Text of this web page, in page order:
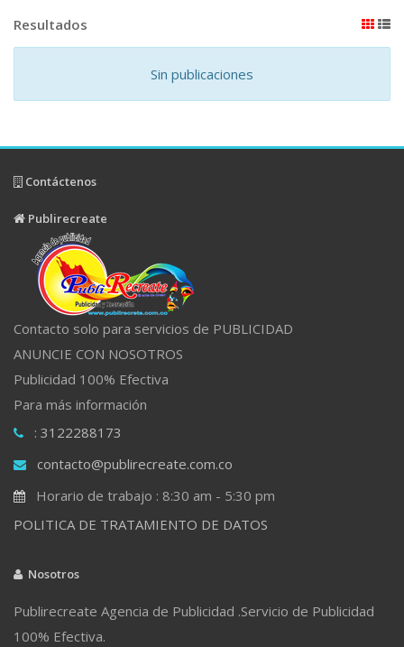
Resultados
Sin publicaciones
Contáctenos
Publirecreate
Contacto solo para servicios de PUBLICIDAD
ANUNCIE CON NOSOTROS
Publicidad 100% Efectiva
Para más información
: 3122288173
contacto@publirecreate.com.co
Horario de trabajo : 8:30 am - 5:30 pm
POLITICA DE TRATAMIENTO DE DATOS
Nosotros
Publirecreate Agencia de Publicidad .Servicio de Publicidad
100% Efectiva.